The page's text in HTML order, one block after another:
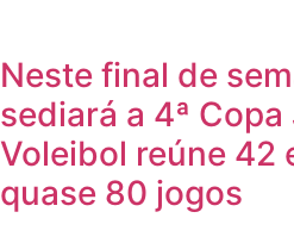
Neste final de
sediará a 4ª
Voleibol reúne 42
quase 80 jogos